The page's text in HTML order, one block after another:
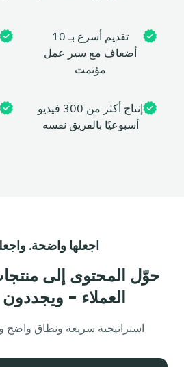
تقديم أسرع بـ 10
أضعاف مع سير عمل
مؤتمت
إنتاج أكثر من 300 فيديو
أسبوعيًا بالفريق نفسه
اجعلها واضحة.
حوّل المحتوى إلى
العملاء -
استراتيجية سريعة ونطاق واضح